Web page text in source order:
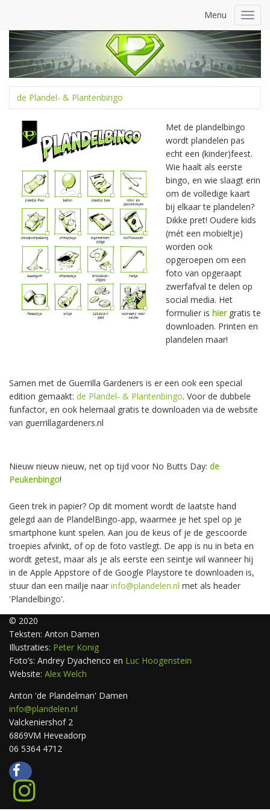
Menu
de Plandel- & Plantenbingo
Met de plandelbingo
wordt plandelen pas
echt een (kinder)feest.
Wie haalt als eerste
bingo, en wie slaagt erin
om de volledige kaart
bij elkaar te plandelen?
Dikke pret! Oudere kids
(mét een mobieltje)
worden ook
opgeroepen om een
foto van opgeraapt
zwerfafval te delen op
social media. Het
formulier is hiergratis te
downloaden. Printen en
plandelen maar!
Samen met de Guerrilla Gardeners is er een ook een special
edition gemaakt: de Plandel- & Plantenbingo. Voor de dubbele
funfactor, en ook helemaal gratis te downloaden via de website
van guerrillagardeners.nl
Nieuw nieuw nieuw, net op tijd voor No Butts Day: de
Peukenbingo!
Geen trek in papier? Op dit moment wordt de laatste hand
gelegd aan de PlandelBingo-app, waarmee je het spel op je
smartphone kunt spelen. Aan jou de keus of je de gescoorde
troepies afvinkt, of op de foto vastlegt. De app is nu in beta en
wordt getest, maar als je als eerste een seintje wil wanneer hij
in de Apple Appstore of de Google Playstore te downloaden is,
stuur dan een mailje naar info@plandelen.nl met als header
'Plandelbingo'.
© 2020
Teksten: Anton Damen
Illustraties: Peter Konig
Foto’s: Andrey Dyachenco en Luc Hoogenstein
Website: Alex Welch
Anton 'de Plandelman' Damen
info@plandelen.nl
Valckeniershof 2
6869VM Heveadorp
06 5364 4712